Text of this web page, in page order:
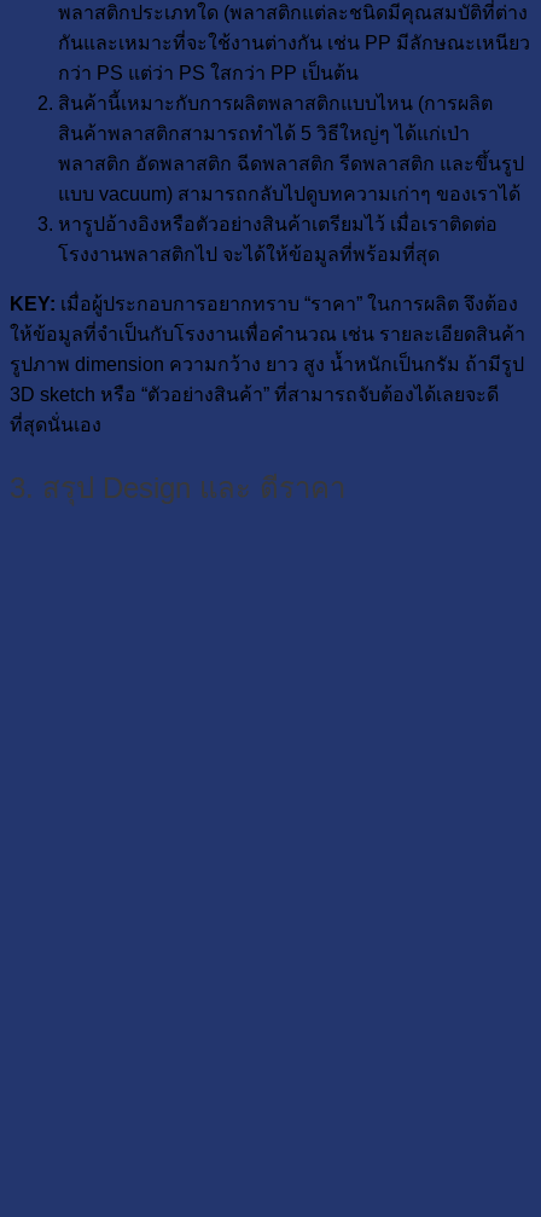
พลาสติกประเภทใด (พลาสติกแต่ละชนิดมีคุณสมบัติที่ต่าง
กันและเหมาะที่จะใช้งานต่างกัน เช่น PP มีลักษณะเหนียว
กว่า PS แต่ว่า PS ใสกว่า PP เป็นต้น
สินค้านี้เหมาะกับการผลิตพลาสติกแบบไหน (การผลิต
สินค้าพลาสติกสามารถทำได้ 5 วิธีใหญ่ๆ ได้แก่เป่า
พลาสติก อัดพลาสติก ฉีดพลาสติก รีดพลาสติก และขึ้นรูป
แบบ vacuum) สามารถกลับไปดูบทความเก่าๆ ของเราได้
หารูปอ้างอิงหรือตัวอย่างสินค้าเตรียมไว้ เมื่อเราติดต่อ
โรงงานพลาสติกไป จะได้ให้ข้อมูลที่พร้อมที่สุด
KEY: เมื่อผู้ประกอบการอยากทราบ “ราคา” ในการผลิต จึงต้อง
ให้ข้อมูลที่จำเป็นกับโรงงานเพื่อคำนวณ เช่น รายละเอียดสินค้า
รูปภาพ dimension ความกว้าง ยาว สูง น้ำหนักเป็นกรัม ถ้ามีรูป
3D sketch หรือ “ตัวอย่างสินค้า” ที่สามารถจับต้องได้เลยจะดี
ที่สุดนั่นเอง
3. สรุป Design และ ตีราคา